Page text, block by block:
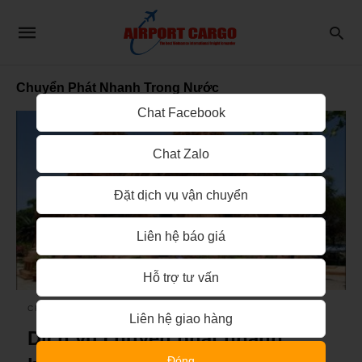
Chuyển Phát Nhanh Trong Nước
CHUYỂN PHÁT NHANH TRONG NƯỚC
Dịch vụ chuyển phát nhanh
Chat Facebook
Chat Zalo
Đặt dịch vụ vận chuyển
Liên hệ báo giá
Hỗ trợ tư vấn
Liên hệ giao hàng